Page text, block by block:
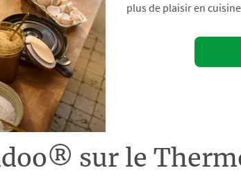
plus de plaisir en
sur le